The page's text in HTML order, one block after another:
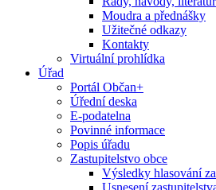
Moudra a přednášky
Užitečné odkazy
Kontakty
Virtuální prohlídka
Úřad
Portál Občan+
Úřední deska
E-podatelna
Povinné informace
Popis úřadu
Zastupitelstvo obce
Výsledky hlasování
Usnesení